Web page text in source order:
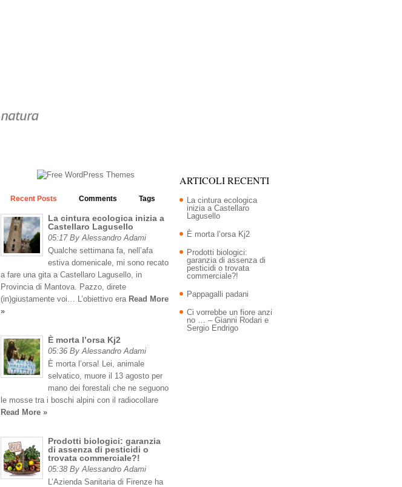
Recent Posts Comments Tags
La cintura ecologica inizia a
Castellaro Lagusello
05:17 By Alessandro Adami
Qualche settimana fa, nell’afa
estiva domenicale, mi sono recato
a fare una gita a Castellaro Lagusello, in
Provincia di Mantova. Pazzo, direte
(in)giustamente voi… L’obiettivo era Read More
»
È morta l’orsa Kj2
05:36 By Alessandro Adami
È morta l’orsa! Lei, animale
selvatico, muore il 13 agosto per
mano dei forestali che ne seguono
le mosse tra i boschi alpini con il radiocollare
Read More »
Prodotti biologici: garanzia
di assenza di pesticidi o
trovata commerciale?!
05:38 By Alessandro Adami
L’Azienda Sanitaria di Firenze ha
ARTICOLI RECENTI
La cintura ecologica
inizia a Castellaro
Lagusello
È morta l’orsa Kj2
Prodotti biologici:
garanzia di assenza di
pesticidi o trovata
commerciale?!
Pappagalli padani
Ci vorrebbe un fiore anzi
no … – Gianni Rodari e
Sergio Endrigo